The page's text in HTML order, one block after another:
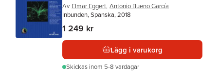
Av Elmar Eggert, Antonio Bueno García
Inbunden, Spanska, 2018
1 249 kr
Lägg i varukorg
Skickas inom 5-8 vardagar